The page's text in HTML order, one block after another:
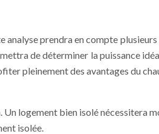
analyse prendra en compte
de déterminer la puissance
pleinement des avantages du
logement bien isolé nécessitera
isolée.